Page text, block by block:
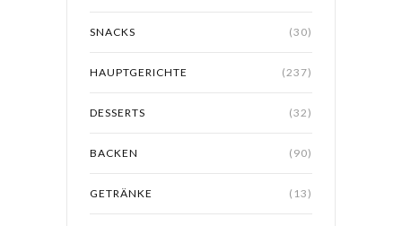
SNACKS (30)
HAUPTGERICHTE (237)
DESSERTS (32)
BACKEN (90)
GETRÄNKE (13)